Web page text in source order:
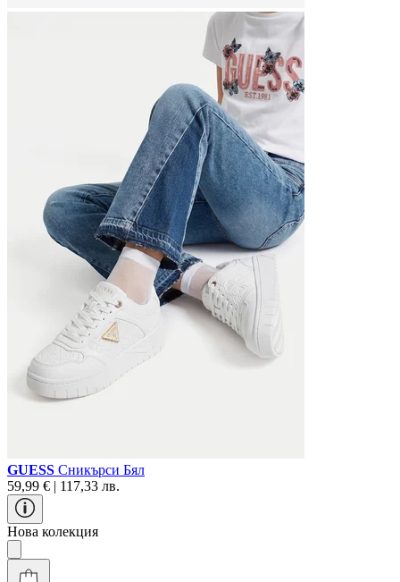
GUESS Сникърси Бял
59,99 € | 117,33 лв.
Нова колекция